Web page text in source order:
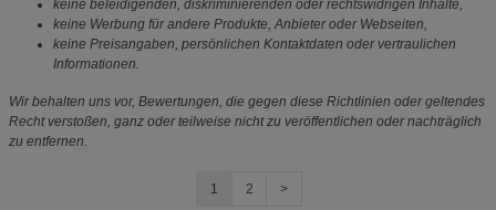
keine beleidigenden, diskriminierenden oder rechtswidrigen Inhalte,
keine Werbung für andere Produkte, Anbieter oder Webseiten,
keine Preisangaben, persönlichen Kontaktdaten oder vertraulichen
Informationen.
Wir behalten uns vor, Bewertungen, die gegen diese Richtlinien oder geltendes
Recht verstoßen, ganz oder teilweise nicht zu veröffentlichen oder nachträglich
zu entfernen.
1 2 >